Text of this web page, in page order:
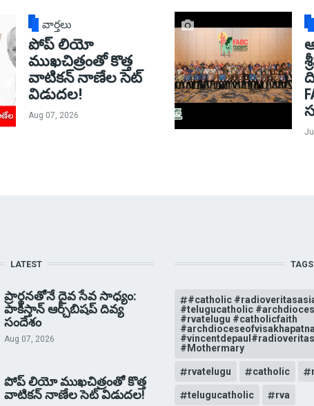
వార్తలు
పోప్ లియో
ముఖచిత్రంతో కొత్త
వాటికన్ నాణేల సెట్
విడుదల!
Aug 07, 2026
LATEST
ప్రార్థనతోనే దైవ సేవ సాధ్యం:
పాకిస్తాన్‌ ఆర్చ్‌బిషప్ దివ్య
సందేశం
Aug 07, 2026
పోప్ లియో ముఖచిత్రంతో కొత్త
వాటికన్ నాణేల సెట్ విడుదల!
TAGS
#catholic
#telugucatholic
#rvatelugu #catholicfaith
#Mothermary
rvatelugu catholic
telugucatholic rva